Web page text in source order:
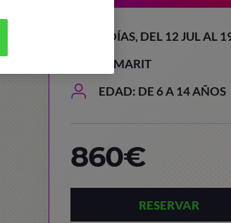
8 DÍAS, DEL 12 JUL AL
TAMARIT
EDAD: DE 6 A 14 AÑOS
860€
RESERVAR